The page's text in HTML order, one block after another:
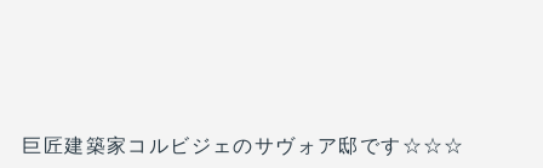
巨匠建築家コルビジェのサヴォア邸です☆☆☆